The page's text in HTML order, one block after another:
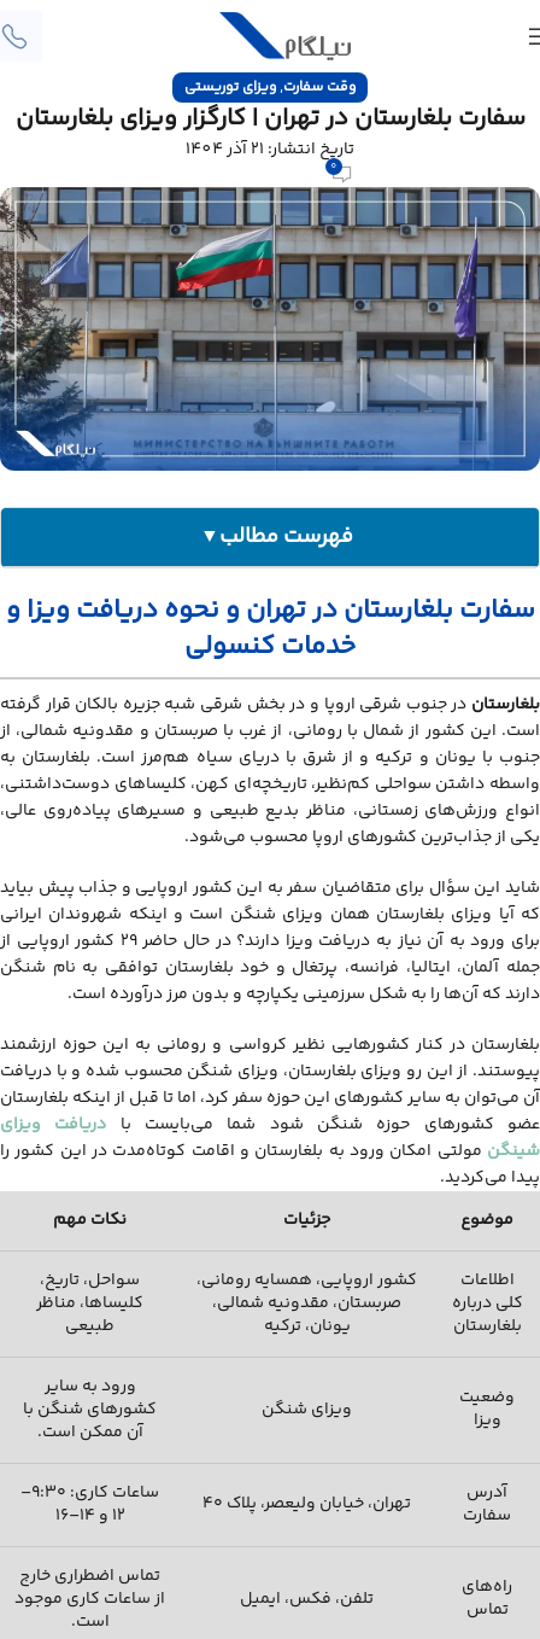
وقت سفارت,ویزای توریستی
سفارت بلغارستان در تهران | کارگزار ویزای بلغارستان
تاریخ انتشار: 21 آذر 1404
0
فهرست مطالب▼
وقت سفارت بلغارستان
سفارت بلغارستان در تهران و نحوه دریافت ویزا و
خدمات کنسولی
بلغارستان در جنوب شرقی اروپا و در بخش شرقی شبه جزیره بالکان قرار گرفته
است. این کشور از شمال با رومانی، از غرب با صربستان و مقدونیه شمالی، از
جنوب با یونان و ترکیه و از شرق با دریای سیاه هم‌مرز است. بلغارستان به
واسطه داشتن سواحلی کم‌نظیر، تاریخچه‌ای کهن، کلیساهای دوست‌داشتنی،
انواع ورزش‌های زمستانی، مناظر بدیع طبیعی و مسیرهای پیاده‌روی عالی،
یکی از جذاب‌ترین کشورهای اروپا محسوب می‌شود.
شاید این سؤال برای متقاضیان سفر به این کشور اروپایی و جذاب پیش بیاید
که آیا ویزای بلغارستان همان ویزای شنگن است و اینکه شهروندان ایرانی
برای ورود به آن نیاز به دریافت ویزا دارند؟ در حال حاضر 29 کشور اروپایی از
جمله آلمان، ایتالیا، فرانسه، پرتغال و خود بلغارستان توافقی به نام شنگن
دارند که آن‌ها را به شکل سرزمینی یکپارچه و بدون مرز درآورده است.
بلغارستان در کنار کشورهایی نظیر کرواسی و رومانی به این حوزه ارزشمند
پیوستند. از این رو ویزای بلغارستان، ویزای شنگن محسوب شده و با دریافت
آن می‌توان به سایر کشورهای این حوزه سفر کرد، اما تا قبل از اینکه بلغارستان
عضو کشورهای حوزه شنگن شود شما می‌بایست با دریافت ویزای
شینگن مولتی امکان ورود به بلغارستان و اقامت کوتاه‌مدت در این کشور را
پیدا می‌کردید.
موضوع
جزئیات نکات مهم
اطلاعات
کلی درباره
بلغارستان
کشور اروپایی، همسایه رومانی،
صربستان، مقدونیه شمالی،
یونان، ترکیه
سواحل، تاریخ،
کلیساها، مناظر
طبیعی
وضعیت
ویزا
ویزای شنگن
ورود به سایر
کشورهای شنگن با
آن ممکن است.
آدرس
سفارت
تهران، خیابان ولیعصر، پلاک ۴۰
ساعات کاری: ۹:۳۰–
۱۲ و ۱۴–۱۶
راه‌های
تماس
تلفن، فکس، ایمیل
تماس اضطراری خارج
از ساعات کاری موجود
است.